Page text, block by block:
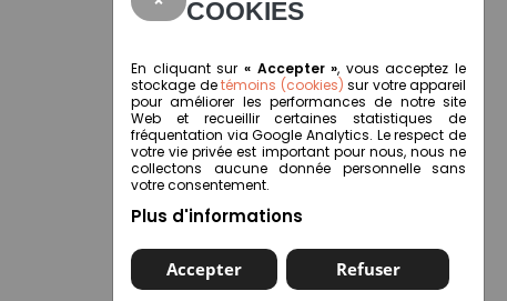
COOKIES
En cliquant sur « Accepter », vous acceptez le
stockage detémoins (cookies) sur votre appareil
pour améliorer les performances de notre site
Web et recueillir certaines statistiques de
fréquentation via Google Analytics. Le respect de
votre vie privée est important pour nous, nous ne
collectons aucune donnée personnelle sans
votre consentement.
Plus d'informations
Accepter Refuser